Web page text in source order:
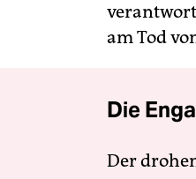
am Tod
Die
Der